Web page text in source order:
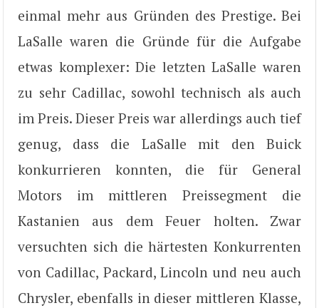
einmal mehr aus Gründen des Prestige. Bei
LaSalle waren die Gründe für die Aufgabe
etwas komplexer: Die letzten LaSalle waren
zu sehr Cadillac, sowohl technisch als auch
im Preis. Dieser Preis war allerdings auch tief
genug, dass die LaSalle mit den Buick
konkurrieren konnten, die für General
Motors im mittleren Preissegment die
Kastanien aus dem Feuer holten. Zwar
versuchten sich die härtesten Konkurrenten
von Cadillac, Packard, Lincoln und neu auch
Chrysler, ebenfalls in dieser mittleren Klasse,